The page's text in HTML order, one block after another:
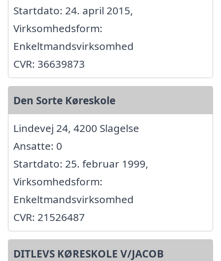
Startdato: 24. april 2015,
Virksomhedsform:
Enkeltmandsvirksomhed
CVR: 36639873
Den Sorte Køreskole
Lindevej 24, 4200 Slagelse
Ansatte: 0
Startdato: 25. februar 1999,
Virksomhedsform:
Enkeltmandsvirksomhed
CVR: 21526487
DITLEVS KØRESKOLE V/JACOB